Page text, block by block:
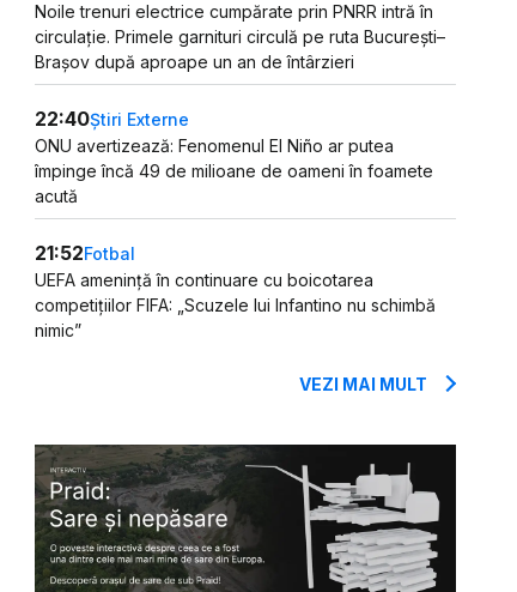
Noile trenuri electrice cumpărate prin PNRR intră în
circulație. Primele garnituri circulă pe ruta București–
Brașov după aproape un an de întârzieri
22:40Știri Externe
ONU avertizează: Fenomenul El Niño ar putea
împinge încă 49 de milioane de oameni în foamete
acută
21:52Fotbal
UEFA amenință în continuare cu boicotarea
competițiilor FIFA: „Scuzele lui Infantino nu schimbă
nimic”
VEZI MAI MULT